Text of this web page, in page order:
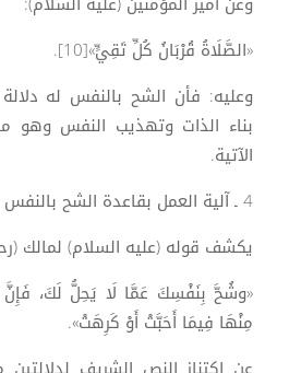
«الصَّلَاةُ قُرْبَانُ كُلِّ تَقِيٍّ»[10].
وعليه: فأن الشح بالنفس له
بناء الذات وتهذيب النفس وهو
الآتية.
4 ـ آلية العمل بقاعدة الشح بالنفس .
يكشف قوله (عليه السلام) لمالك
«وشُحَّ بِنَفْسِكَ عَمَّا لَا يَحِلُّ لَكَ، فَإِنَّ
مِنْهَا فِيمَا أَحَبَّتْ أَوْ كَرِهَتْ».